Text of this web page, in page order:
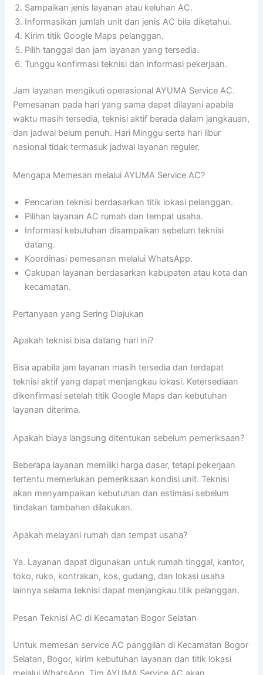
Sampaikan jenis layanan atau keluhan AC.
Informasikan jumlah unit dan jenis AC bila diketahui.
Kirim titik Google Maps pelanggan.
Pilih tanggal dan jam layanan yang tersedia.
Tunggu konfirmasi teknisi dan informasi pekerjaan.
Jam layanan mengikuti operasional AYUMA Service AC.
Pemesanan pada hari yang sama dapat dilayani apabila
waktu masih tersedia, teknisi aktif berada dalam jangkauan,
dan jadwal belum penuh. Hari Minggu serta hari libur
nasional tidak termasuk jadwal layanan reguler.
Mengapa Memesan melalui AYUMA Service AC?
Pencarian teknisi berdasarkan titik lokasi pelanggan.
Pilihan layanan AC rumah dan tempat usaha.
Informasi kebutuhan disampaikan sebelum teknisi
datang.
Koordinasi pemesanan melalui WhatsApp.
Cakupan layanan berdasarkan kabupaten atau kota dan
kecamatan.
Pertanyaan yang Sering Diajukan
Apakah teknisi bisa datang hari ini?
Bisa apabila jam layanan masih tersedia dan terdapat
teknisi aktif yang dapat menjangkau lokasi. Ketersediaan
dikonfirmasi setelah titik Google Maps dan kebutuhan
layanan diterima.
Apakah biaya langsung ditentukan sebelum pemeriksaan?
Beberapa layanan memiliki harga dasar, tetapi pekerjaan
tertentu memerlukan pemeriksaan kondisi unit. Teknisi
akan menyampaikan kebutuhan dan estimasi sebelum
tindakan tambahan dilakukan.
Apakah melayani rumah dan tempat usaha?
Ya. Layanan dapat digunakan untuk rumah tinggal, kantor,
toko, ruko, kontrakan, kos, gudang, dan lokasi usaha
lainnya selama teknisi dapat menjangkau titik pelanggan.
Pesan Teknisi AC di Kecamatan Bogor Selatan
Untuk memesan service AC panggilan di Kecamatan Bogor
Selatan, Bogor, kirim kebutuhan layanan dan titik lokasi